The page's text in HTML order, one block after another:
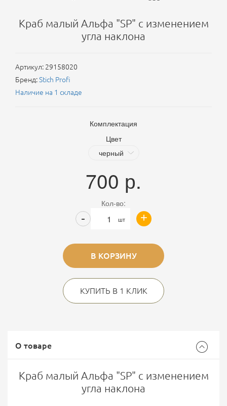
Краб малый Альфа "SP" с изменением
угла наклона
Артикул: 29158020
Бренд:Stich Profi
Наличие на 1 складе
Комплектация
Цвет
700 р.
Кол-во:
шт +
-
В КОРЗИНУ
КУПИТЬ В 1 КЛИК
О товаре
Краб малый Альфа "SP" с изменением
угла наклона